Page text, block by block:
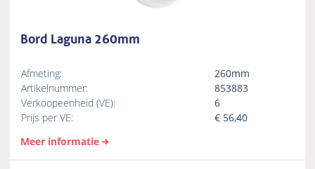
Bord Laguna 260mm
Afmeting:
260mm
Artikelnummer:
853883
Verkoopeenheid (VE):
6
Prijs per VE:
€ 56,40
Meer informatie